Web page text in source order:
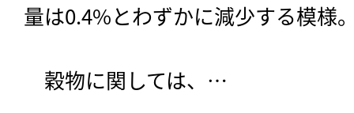
量は0.4%とわずかに減少する模様
穀物に関しては、…